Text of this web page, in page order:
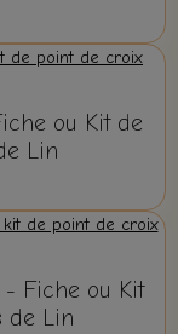
ou Kit de
Lin
- Fiche ou Kit
de Lin